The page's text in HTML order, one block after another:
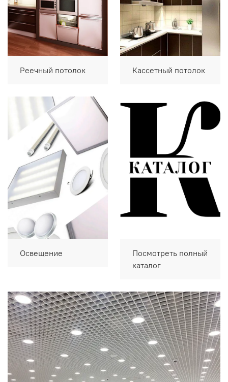
Реечный потолок Кассетный потолок
Освещение
Посмотреть полный
каталог